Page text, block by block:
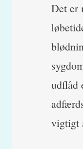
Det er
udflåd
vigtigt